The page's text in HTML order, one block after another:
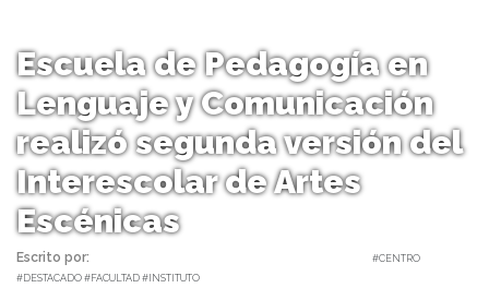
Escuela de Pedagogía en
Lenguaje y Comunicación
realizó segunda versión del
Interescolar de Artes
Escénicas
Escrito por:
#CENTRO
#DESTACADO #FACULTAD #INSTITUTO